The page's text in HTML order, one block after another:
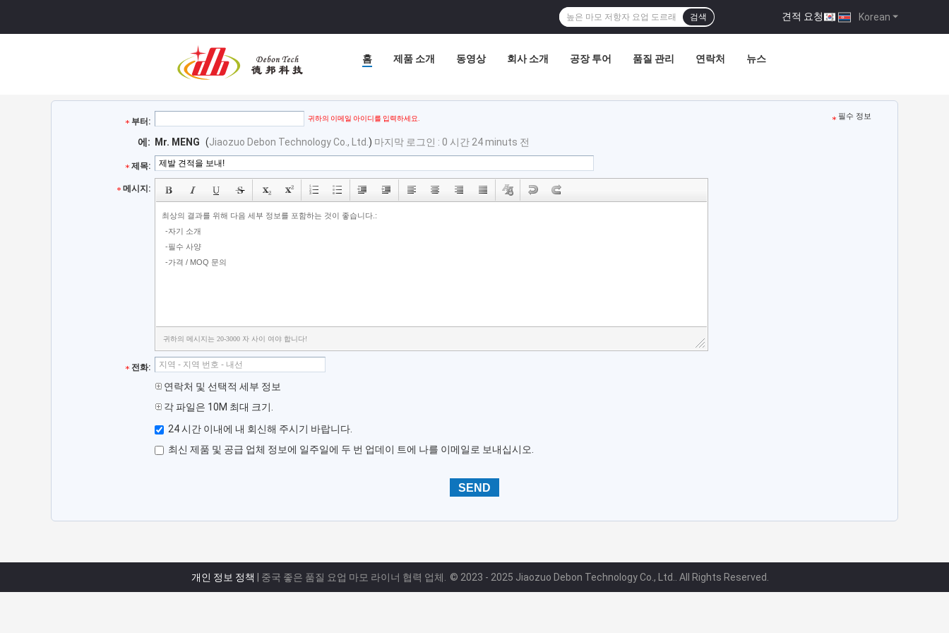
Korean
견적 요청 |
검색
홈 제품 소개 동영상 회사 소개 공장 투어 품질 관리 연락처 뉴스
부터: 귀하의 이메일 아이디를 입력하세요. 필수 정보
에: Mr. MENG (Jiaozuo Debon Technology Co., Ltd. ) 마지막 로그인 : 0 시간 24 minuts 전
제목:
메시지:
귀하의 메시지는 20-3000 자 사이 여야 합니다!
전화:
연락처 및 선택적 세부 정보
각 파일은 10M 최대 크기.
24 시간 이내에 내 회신해 주시기 바랍니다.
최신 제품 및 공급 업체 정보에 일주일에 두 번 업데이 트에 나를 이메일로 보내십시오.
개인 정보 정책 | 중국 좋은 품질 요업 마모 라이너 협력 업체. © 2023 - 2025 Jiaozuo Debon Technology Co., Ltd.. All Rights Reserved.